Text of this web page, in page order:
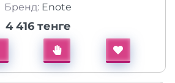
Бренд: Enote
4 416 тенге